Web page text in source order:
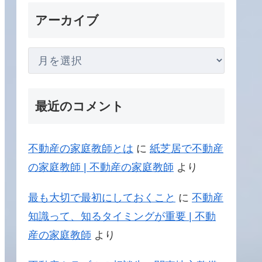
アーカイブ
最近のコメント
不動産の家庭教師とは に 紙芝居で不動産
の家庭教師 | 不動産の家庭教師 より
最も大切で最初にしておくこと に 不動産
知識って、知るタイミングが重要 | 不動
産の家庭教師 より